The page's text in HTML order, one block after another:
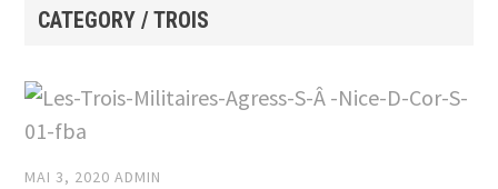
CATEGORY / TROIS
MAI 3, 2020 ADMIN